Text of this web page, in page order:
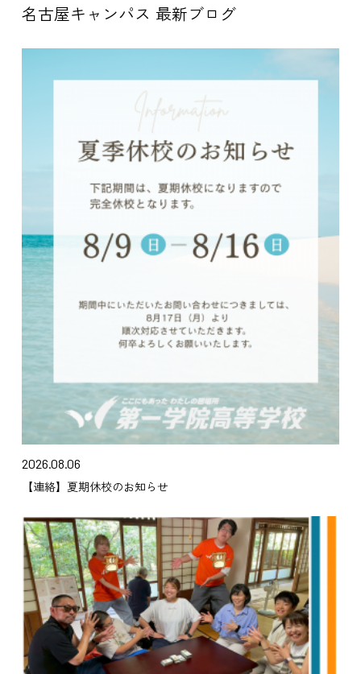
名古屋キャンパス 最新ブログ
2026.08.06
【連絡】夏期休校のお知らせ